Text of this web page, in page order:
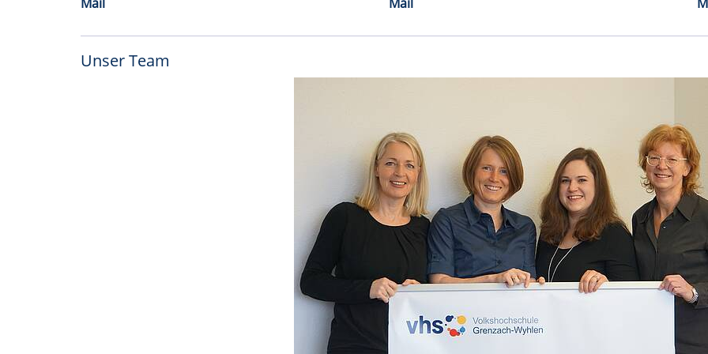
Unser Team